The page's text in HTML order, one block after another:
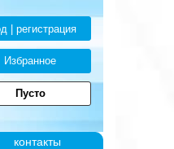
| регистрация
Избранное
Пусто
контакты